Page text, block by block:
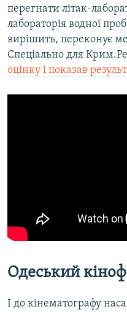
перегнати літак-
лабораторія водної
вирішить, переконує
Спеціально для
оцінку і показав
Одеський
І до кінематографу